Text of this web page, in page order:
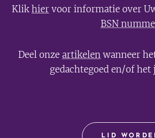
Klikhier voor informatie over
BSN
Deel onze artikelen wanneer
gedachtegoed en/of het
LID